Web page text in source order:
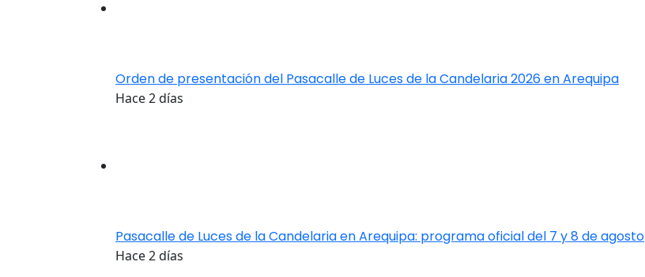
Orden de presentación del Pasacalle de Luces de la Candelaria 2026 en Arequipa
Hace 2 días
Pasacalle de Luces de la Candelaria en Arequipa: programa oficial del 7 y 8 de agosto
Hace 2 días